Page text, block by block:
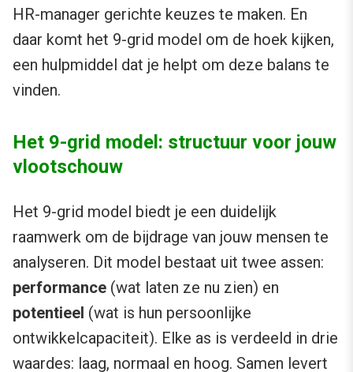
HR-manager gerichte keuzes te maken. En
daar komt het 9-grid model om de hoek kijken,
een hulpmiddel dat je helpt om deze balans te
vinden.
Het 9-grid model: structuur voor jouw
vlootschouw
Het 9-grid model biedt je een duidelijk
raamwerk om de bijdrage van jouw mensen te
analyseren. Dit model bestaat uit twee assen:
performance (wat laten ze nu zien) en
potentieel (wat is hun persoonlijke
ontwikkelcapaciteit). Elke as is verdeeld in drie
waardes: laag, normaal en hoog. Samen levert